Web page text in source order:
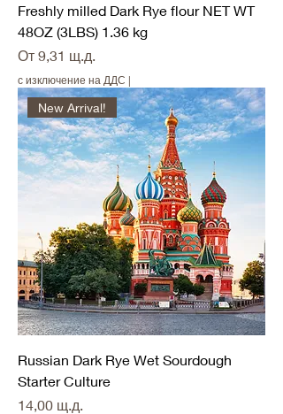
Freshly milled Dark Rye flour NET WT
48OZ (3LBS) 1.36 kg
От 9,31 щ.д.
Продажна цена
с изключение на ДДС |
New Arrival!
Russian Dark Rye Wet Sourdough
Starter Culture
Цена
14,00 щ.д.